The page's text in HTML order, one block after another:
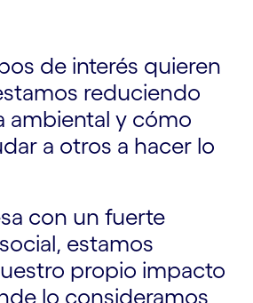
de interés quieren
reduciendo
ambiental y cómo
a otros a hacer lo
con un fuerte
estamos
propio impacto
lo consideramos